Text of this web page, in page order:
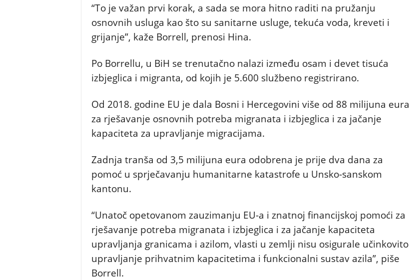
“To je važan prvi korak, a sada se mora hitno raditi na pružanju
osnovnih usluga kao što su sanitarne usluge, tekuća voda, kreveti i
grijanje”, kaže Borrell, prenosi Hina.
Po Borrellu, u BiH se trenutačno nalazi između osam i devet tisuća
izbjeglica i migranta, od kojih je 5.600 službeno registrirano.
Od 2018. godine EU je dala Bosni i Hercegovini više od 88 milijuna eura
za rješavanje osnovnih potreba migranata i izbjeglica i za jačanje
kapaciteta za upravljanje migracijama.
Zadnja tranša od 3,5 milijuna eura odobrena je prije dva dana za
pomoć u sprječavanju humanitarne katastrofe u Unsko-sanskom
kantonu.
“Unatoč opetovanom zauzimanju EU-a i znatnoj financijskoj pomoći za
rješavanje potreba migranata i izbjeglica i za jačanje kapaciteta
upravljanja granicama i azilom, vlasti u zemlji nisu osigurale učinkovito
upravljanje prihvatnim kapacitetima i funkcionalni sustav azila”, piše
Borrell.